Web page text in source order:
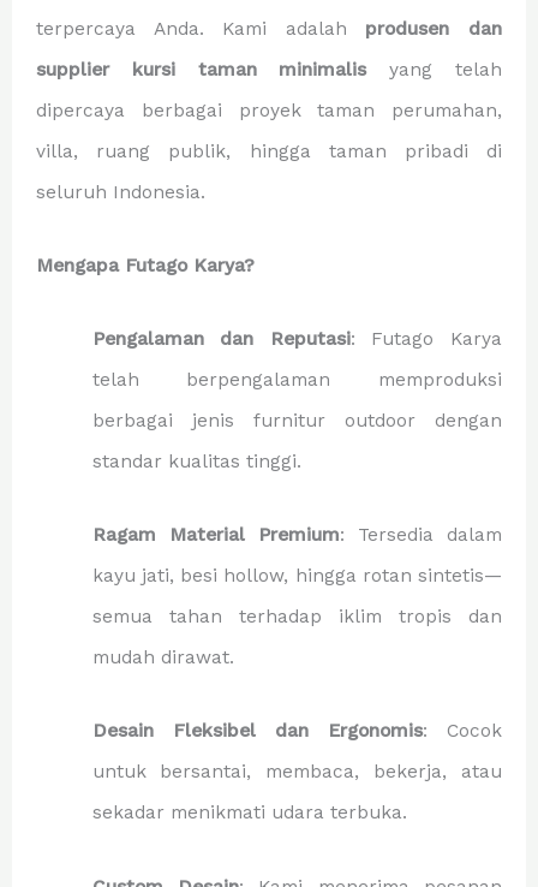
terpercaya Anda. Kami adalah produsen dan
supplier kursi taman minimalisyang telah
dipercaya berbagai proyek taman perumahan,
villa, ruang publik, hingga taman pribadi di
seluruh Indonesia.
Mengapa Futago Karya?
Pengalaman dan Reputasi: Futago Karya
telah berpengalaman memproduksi
berbagai jenis furnitur outdoor dengan
standar kualitas tinggi.
Ragam Material Premium: Tersedia dalam
kayu jati, besi hollow, hingga rotan sintetis—
semua tahan terhadap iklim tropis dan
mudah dirawat.
Desain Fleksibel dan Ergonomis: Cocok
untuk bersantai, membaca, bekerja, atau
sekadar menikmati udara terbuka.